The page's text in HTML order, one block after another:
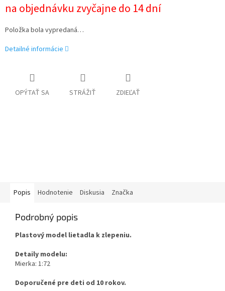
cena:
na objednávku zvyčajne do 14 dní
Položka bola vypredaná…
Detailné informácie
OPÝTAŤ SA STRÁŽIŤ ZDIEĽAŤ
Popis Hodnotenie Diskusia Značka
Podrobný popis
Plastový model lietadla k zlepeniu.
Detaily modelu:
Mierka: 1:72
Doporučené pre deti od 10 rokov.